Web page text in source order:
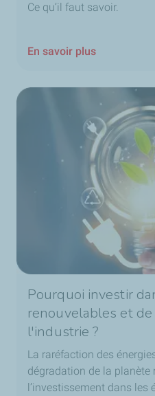
Ce qu’il faut savoir.
En savoir plus
Pourquoi investir
renouvelables et
l'industrie ?
La raréfaction des
dégradation de la planète
l’investissement dans les